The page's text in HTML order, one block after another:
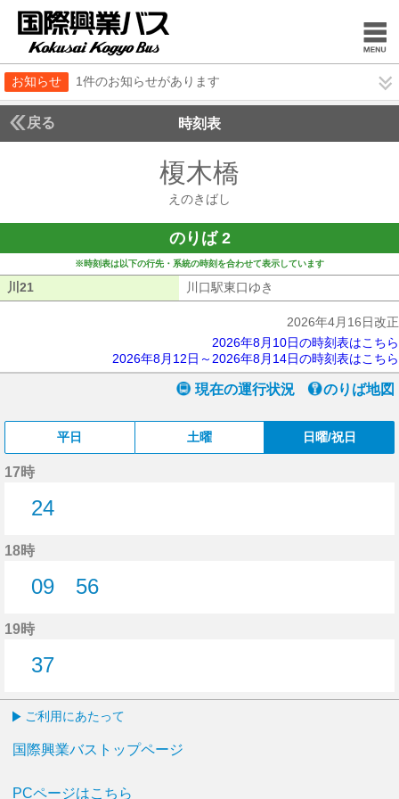
お知らせ 1件のお知らせがあります
戻る 時刻表
榎木橋
えのきばし
のりば 2
※時刻表は以下の行先・系統の時刻を合わせて表示しています
川21 川口駅東口ゆき
2026年4月16日改正
2026年8月10日の時刻表はこちら
2026年8月12日～2026年8月14日の時刻表はこちら
現在の運行状況 のりば地図
平日 土曜 日曜/祝日
17時
24
18時
09
56
19時
37
ご利用にあたって
国際興業バストップページ
PCページはこちら